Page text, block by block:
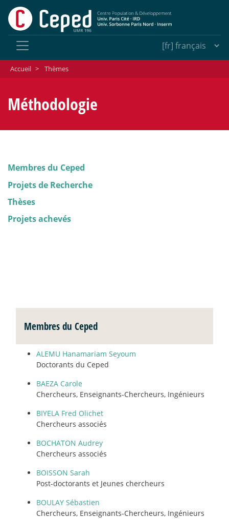
Accueil > Thèmes
Méthodologie
Membres du Ceped
Projets de Recherche
Thèses
Projets achevés
Membres du Ceped
ALEMU Hanamariam Seyoum
Doctorants du Ceped
BAEZA Carole
Chercheurs, Enseignants-Chercheurs, Ingénieurs
BIYELA Fred Olichet
Chercheurs associés
BOCHATON Audrey
Chercheurs associés
BOISSON Sarah
Post-doctorants et Jeunes chercheurs
BOULAY Sébastien
Chercheurs, Enseignants-Chercheurs, Ingénieurs